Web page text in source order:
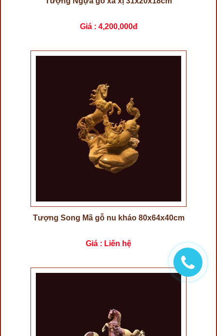
Giá : 4,200,000đ
Tượng Song Mã gỗ nu kháo 80x64x40cm
Giá : Liên hệ